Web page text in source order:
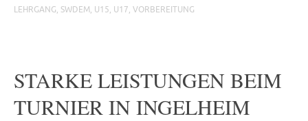
LEHRGANG, SWDEM, U15, U17, VORBEREITUNG
STARKE LEISTUNGEN BEIM
TURNIER IN INGELHEIM